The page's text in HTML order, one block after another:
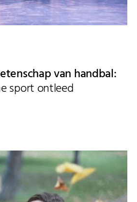
van handbal:
sport ontleed